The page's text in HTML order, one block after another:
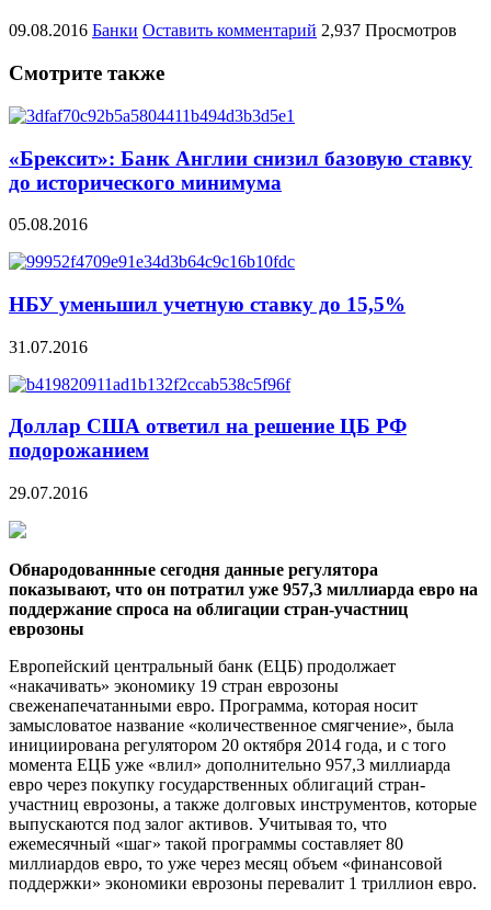
09.08.2016 Банки Оставить комментарий 2,937 Просмотров
Смотрите также
«Брексит»: Банк Англии снизил базовую ставку
до исторического минимума
05.08.2016
НБУ уменьшил учетную ставку до 15,5%
31.07.2016
Доллар США ответил на решение ЦБ РФ
подорожанием
29.07.2016
Обнародованнные сегодня данные регулятора
показывают, что он потратил уже 957,3 миллиарда евро на
поддержание спроса на облигации стран-участниц
еврозоны
Европейский центральный банк (ЕЦБ) продолжает
«накачивать» экономику 19 стран еврозоны
свеженапечатанными евро. Программа, которая носит
замысловатое название «количественное смягчение», была
инициирована регулятором 20 октября 2014 года, и с того
момента ЕЦБ уже «влил» дополнительно 957,3 миллиарда
евро через покупку государственных облигаций стран-
участниц еврозоны, а также долговых инструментов, которые
выпускаются под залог активов. Учитывая то, что
ежемесячный «шаг» такой программы составляет 80
миллиардов евро, то уже через месяц объем «финансовой
поддержки» экономики еврозоны перевалит 1 триллион евро.